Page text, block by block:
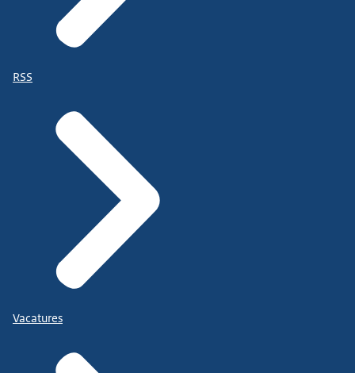
RSS
Vacatures